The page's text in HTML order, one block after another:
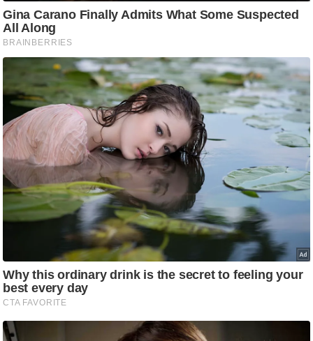
/
फै
श
घ
रे
लू
नु
स्खे
प
र्य
ट
ल
फि
ने